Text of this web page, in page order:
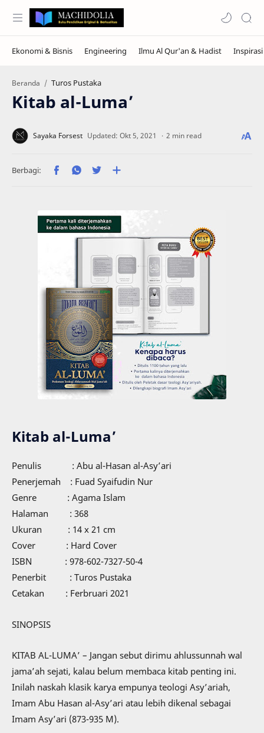
Beranda Turos Pustaka
Kitab al-Luma’
2 min read
Kitab al-Luma’
Penulis : Abu al-Hasan al-Asy’ari
Penerjemah : Fuad Syaifudin Nur
Genre : Agama Islam
Halaman : 368
Ukuran : 14 x 21 cm
Cover : Hard Cover
ISBN : 978-602-7327-50-4
Penerbit : Turos Pustaka
Cetakan : Ferbruari 2021
SINOPSIS
KITAB AL-LUMA’ – Jangan sebut dirimu ahlussunnah wal
jama’ah sejati, kalau belum membaca kitab penting ini.
Inilah naskah klasik karya empunya teologi Asy’ariah,
Imam Abu Hasan al-Asy’ari atau lebih dikenal sebagai
Imam Asy’ari (873-935 M).